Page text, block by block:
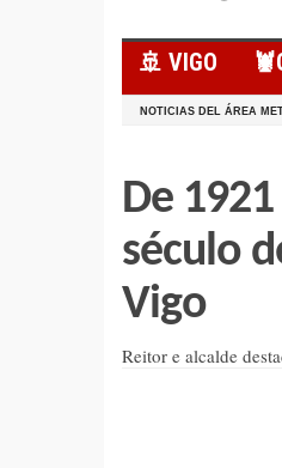
🚢 VIGO
NOTICIAS DEL ÁREA
De
século
Vigo
Reitor e alcalde